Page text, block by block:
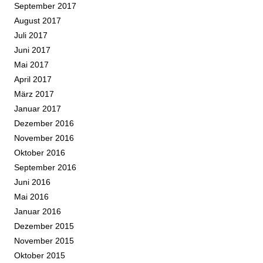
September 2017
August 2017
Juli 2017
Juni 2017
Mai 2017
April 2017
März 2017
Januar 2017
Dezember 2016
November 2016
Oktober 2016
September 2016
Juni 2016
Mai 2016
Januar 2016
Dezember 2015
November 2015
Oktober 2015